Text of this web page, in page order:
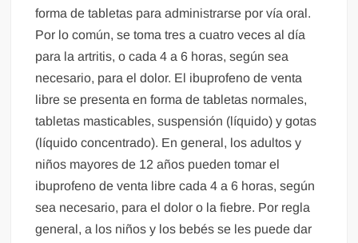
forma de tabletas para administrarse por vía oral.
Por lo común, se toma tres a cuatro veces al día
para la artritis, o cada 4 a 6 horas, según sea
necesario, para el dolor. El ibuprofeno de venta
libre se presenta en forma de tabletas normales,
tabletas masticables, suspensión (líquido) y gotas
(líquido concentrado). En general, los adultos y
niños mayores de 12 años pueden tomar el
ibuprofeno de venta libre cada 4 a 6 horas, según
sea necesario, para el dolor o la fiebre. Por regla
general, a los niños y los bebés se les puede dar